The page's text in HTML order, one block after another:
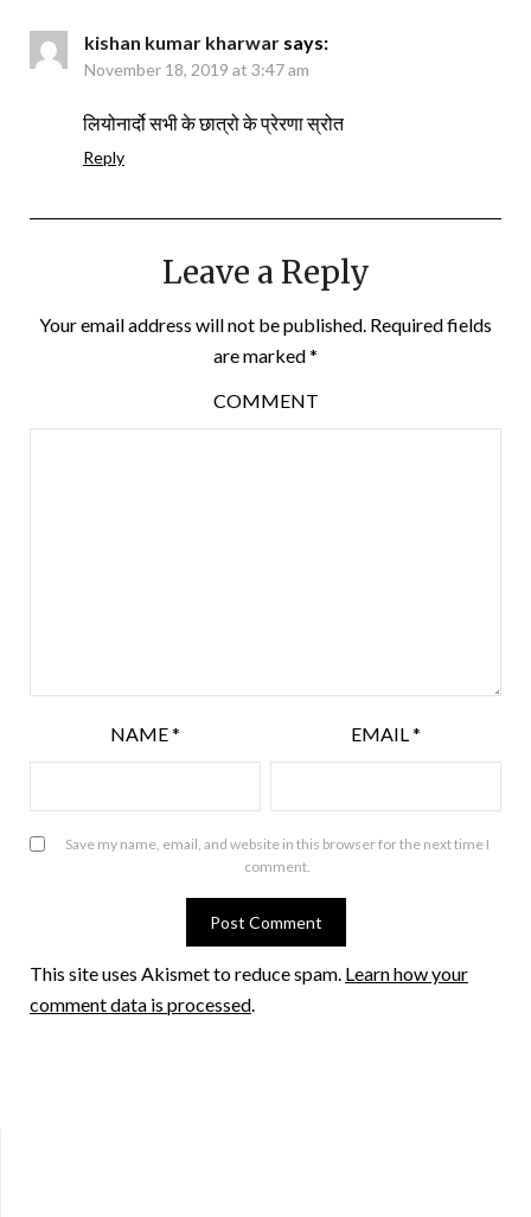
kishan kumar kharwar says:
November 18, 2019 at 3:47 am
लियोनार्दो सभी के छात्रो के प्रेरणा स्रोत
Reply
Leave a Reply
Your email address will not be published. Required fields
are marked*
COMMENT
NAME* EMAIL*
Save my name, email, and website in this browser for the next time I
comment.
This site uses Akismet to reduce spam. Learn how your
comment data is processed.